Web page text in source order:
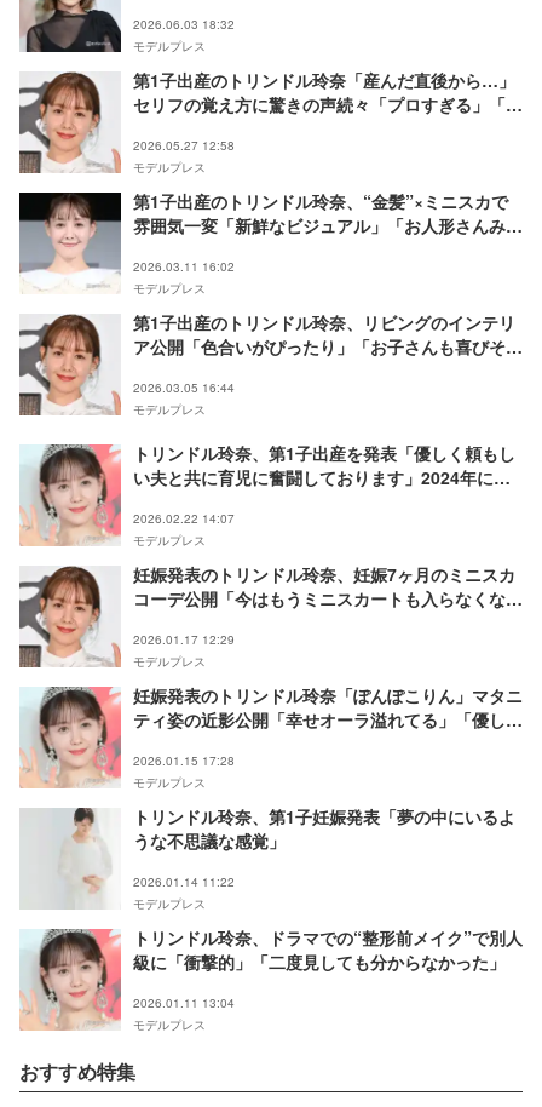
2026.06.03 18:32
モデルプレス
第1子出産のトリンドル玲奈「産んだ直後から…」
セリフの覚え方に驚きの声続々「プロすぎる」「と
2026.05.27 12:58
モデルプレス
第1子出産のトリンドル玲奈、“金髪”×ミニスカで
雰囲気一変「新鮮なビジュアル」「お人形さんみた
2026.03.11 16:02
モデルプレス
第1子出産のトリンドル玲奈、リビングのインテリ
ア公開「色合いがぴったり」「お子さんも喜びそ
2026.03.05 16:44
モデルプレス
トリンドル玲奈、第1子出産を発表「優しく頼もし
い夫と共に育児に奮闘しております」2024年に俳
2026.02.22 14:07
モデルプレス
妊娠発表のトリンドル玲奈、妊娠7ヶ月のミニスカ
コーデ公開「今はもうミニスカートも入らなくなっ
2026.01.17 12:29
モデルプレス
妊娠発表のトリンドル玲奈「ぽんぽこりん」マタニ
ティ姿の近影公開「幸せオーラ溢れてる」「優しさ
2026.01.15 17:28
モデルプレス
トリンドル玲奈、第1子妊娠発表「夢の中にいるよ
うな不思議な感覚」
2026.01.14 11:22
モデルプレス
トリンドル玲奈、ドラマでの“整形前メイク”で別人
級に「衝撃的」「二度見しても分からなかった」
2026.01.11 13:04
モデルプレス
おすすめ特集